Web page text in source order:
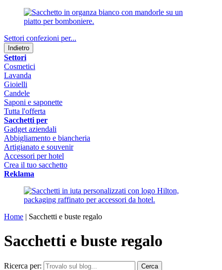
Settori confezioni per...
Indietro
Settori
Cosmetici
Lavanda
Gioielli
Candele
Saponi e saponette
Tutta l'offerta
Sacchetti per
Gadget aziendali
Abbigliamento e biancheria
Artigianato e souvenir
Accessori per hotel
Crea il tuo sacchetto
Reklama
Home | Sacchetti e buste regalo
Sacchetti e buste regalo
Ricerca per: Cerca